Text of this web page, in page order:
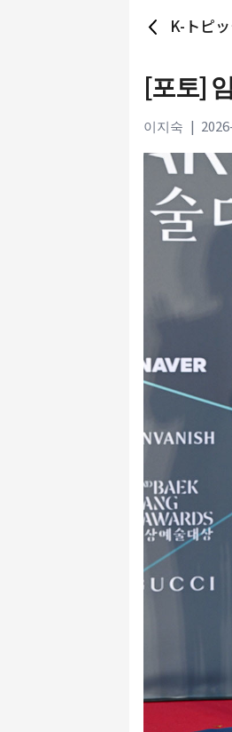
K-トピ
[포토]
이지숙 |